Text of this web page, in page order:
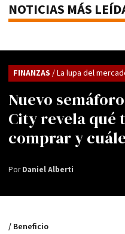
NOTICIAS MÁS
Nuevo
City revela qué
comprar y
FINANZAS / La lupa del
PorDaniel Alberti
/ Beneficio